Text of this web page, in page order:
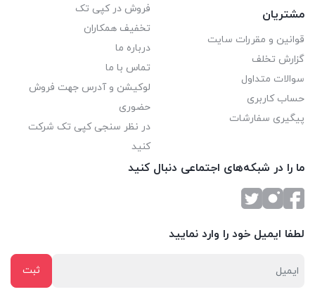
مشتریان
قوانین و مقررات سایت
گزارش تخلف
سوالات متداول
حساب کاربری
پیگیری سفارشات
فروش در کپی تک
تخفیف همکاران
درباره ما
تماس با ما
لوکیشن و آدرس جهت فروش
حضوری
در نظر سنجی کپی تک شرکت
کنید
ما را در شبکه‌های اجتماعی دنبال کنید
لطفا ایمیل خود را وارد نمایید